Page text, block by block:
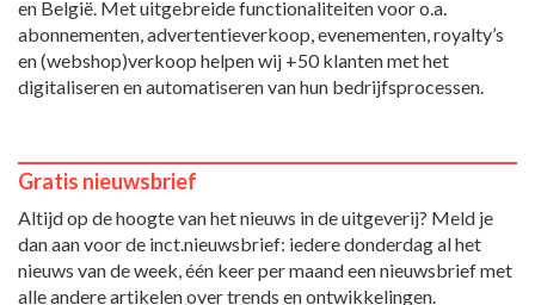
en België. Met uitgebreide functionaliteiten voor o.a.
abonnementen, advertentieverkoop, evenementen, royalty’s
en (webshop)verkoop helpen wij +50 klanten met het
digitaliseren en automatiseren van hun bedrijfsprocessen.
Gratis nieuwsbrief
Altijd op de hoogte van het nieuws in de uitgeverij? Meld je
dan aan voor de inct.nieuwsbrief: iedere donderdag al het
nieuws van de week, één keer per maand een nieuwsbrief met
alle andere artikelen over trends en ontwikkelingen.